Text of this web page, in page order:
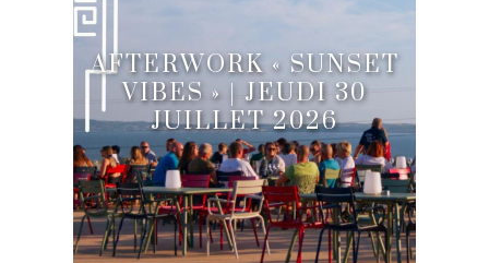
AFTERWORK « SUNSET
VIBES » | JEUDI 30
JUILLET 2026